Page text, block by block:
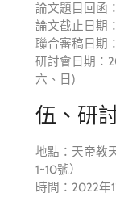
論文題目回函
論文截止日期
聯合審稿日期
研討會日期：
六、日)
伍、研
地點：天帝教
1~10號）
時間：2022年